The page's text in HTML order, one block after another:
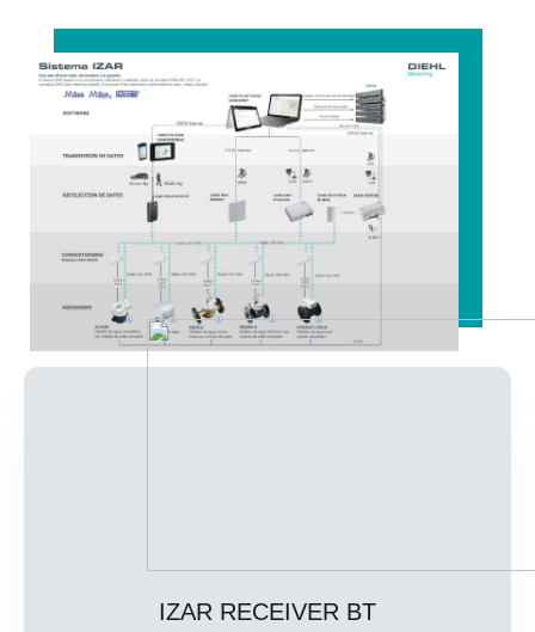
IZAR RECEIVER BT